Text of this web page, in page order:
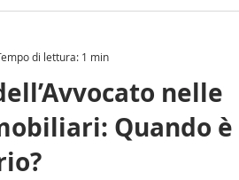
nelle
Quando è
di lettura: 1 min